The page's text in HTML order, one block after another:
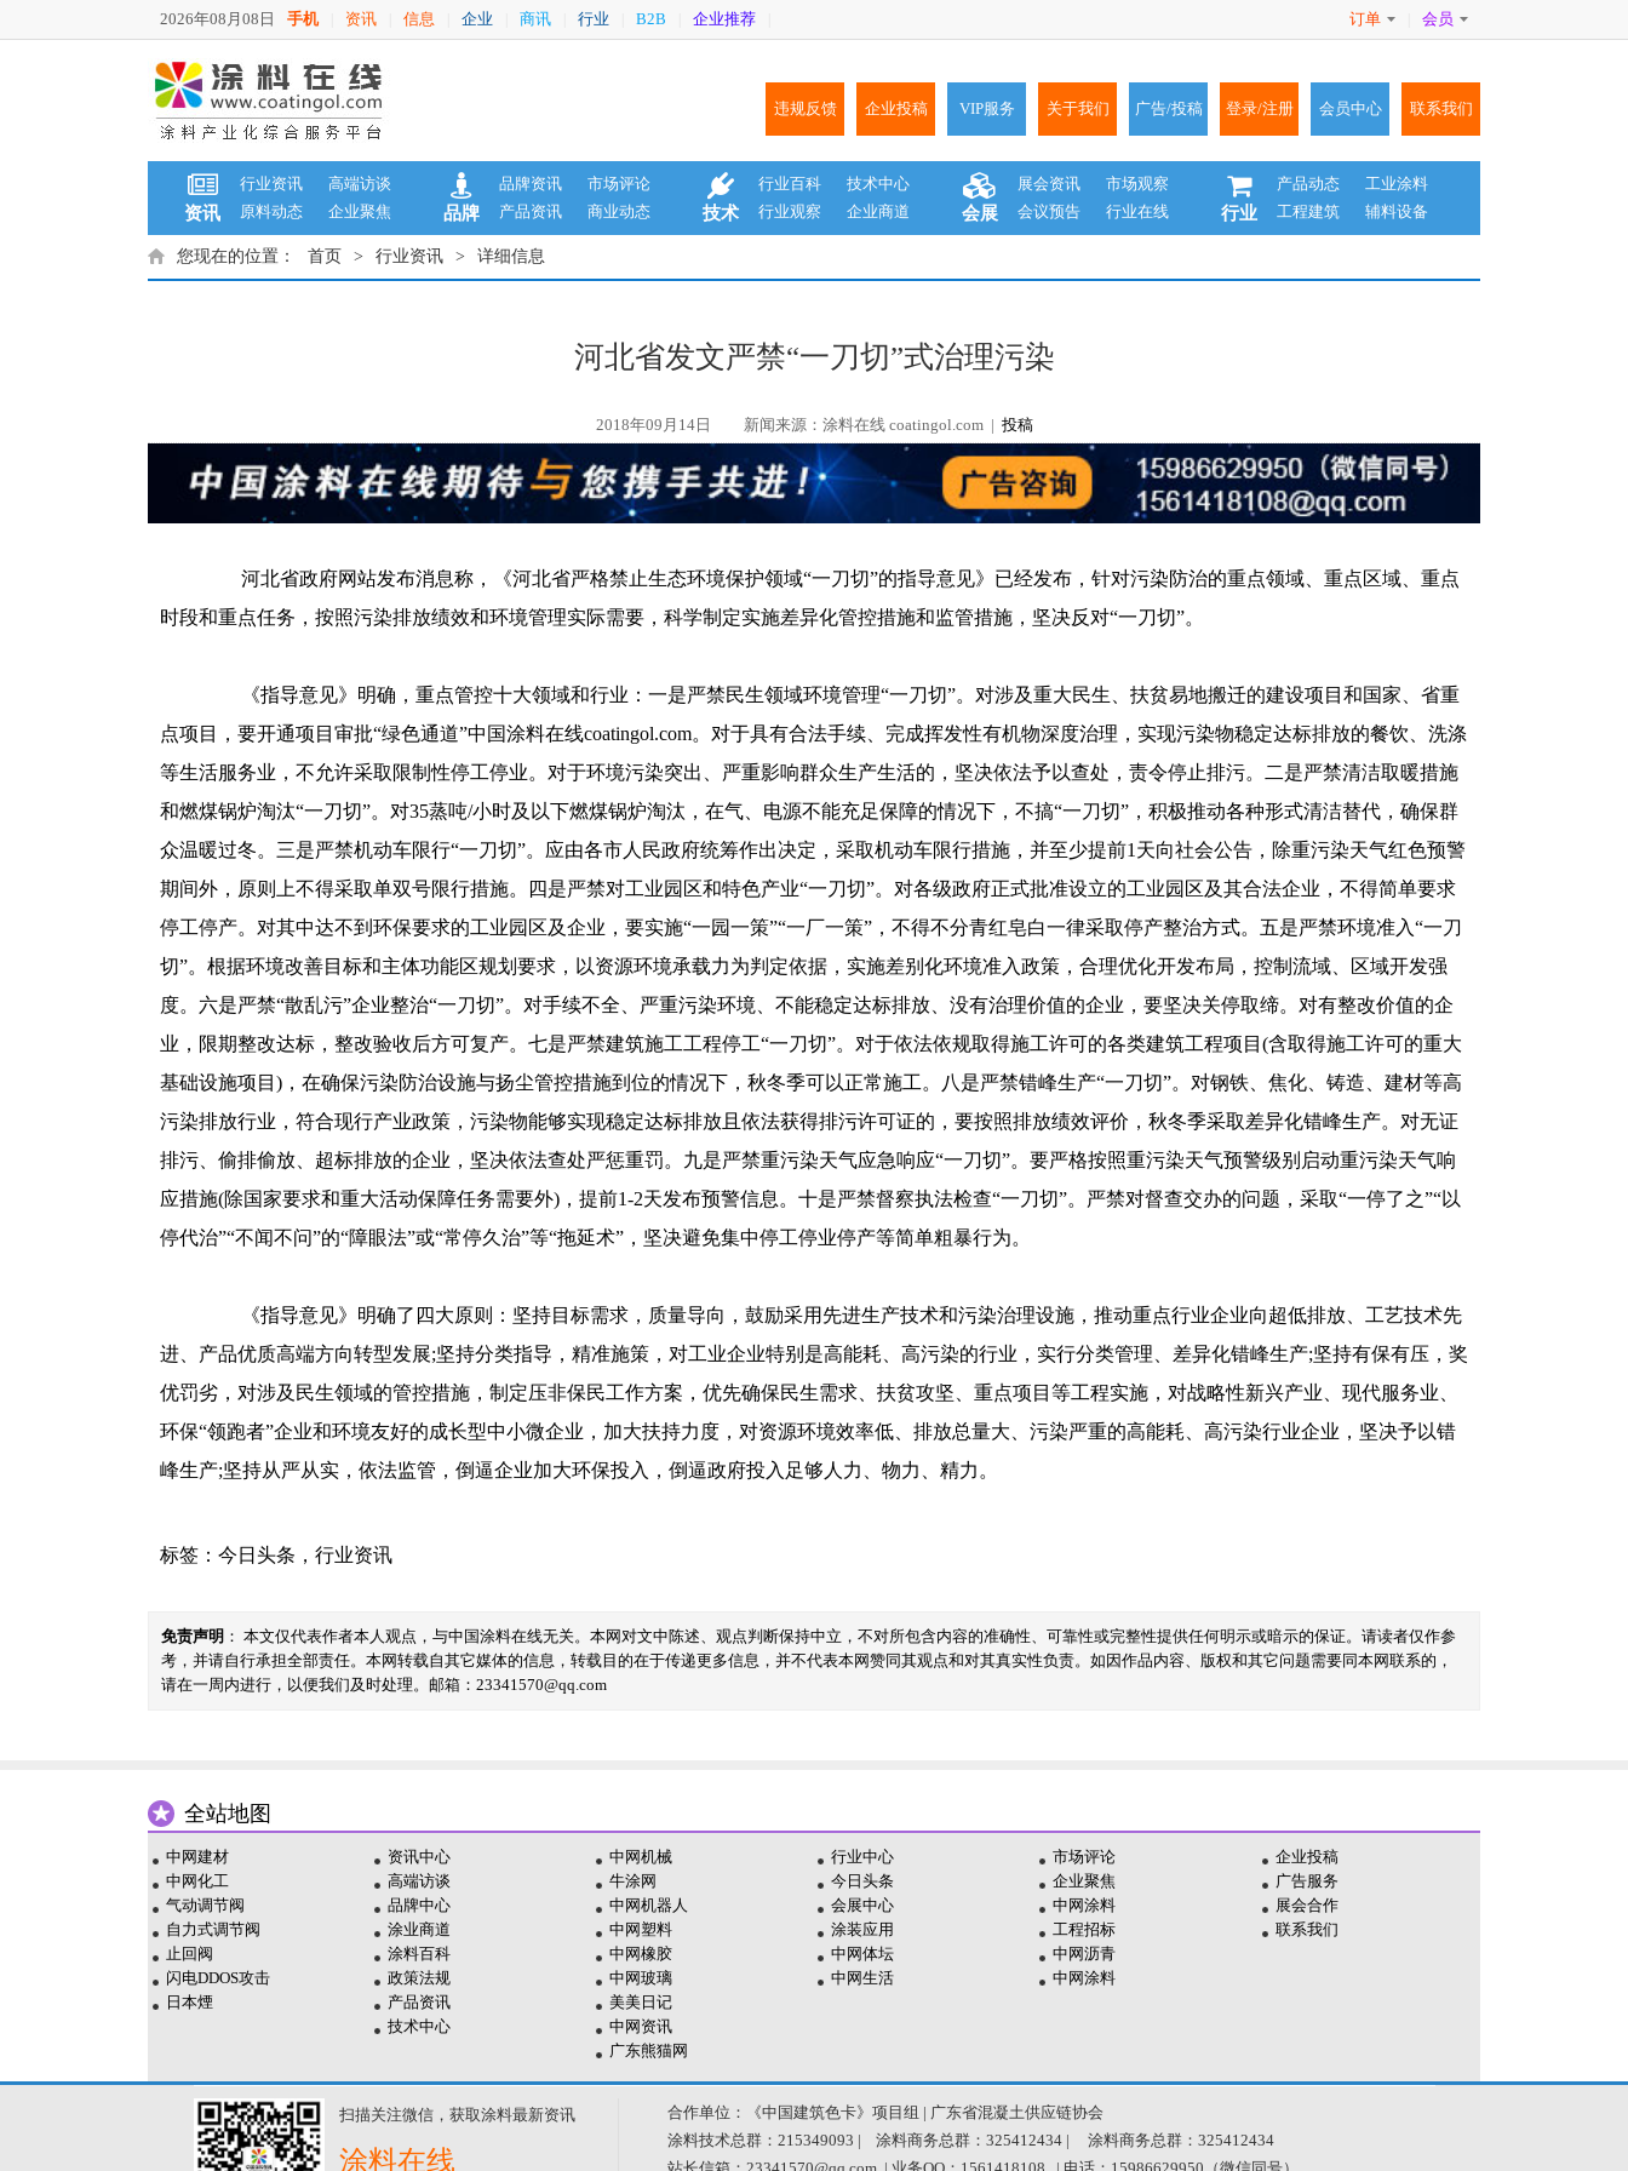
2026年08月08日 手机 资讯 信息 企业 商讯 行业 B2B 企业推荐 订单 会员
违规反馈 企业投稿 VIP服务 关于我们 广告/投稿 登录/注册 会员中心 联系我们
资讯
行业资讯
高端访谈
原料动态
企业聚焦 品牌
品牌资讯
市场评论
产品资讯
商业动态 技术
行业百科
技术中心
行业观察
企业商道 会展
展会资讯
市场观察
会议预告
行业在线 行业
产品动态
工业涂料
工程建筑
辅料设备
您现在的位置： 首页 > 行业资讯 > 详细信息
河北省发文严禁“一刀切”式治理污染
2018年09月14日 新闻来源：涂料在线 coatingol.com | 投稿
河北省政府网站发布消息称，《河北省严格禁止生态环境保护领域“一刀切”的指导意见》已经发布，针对污染防治的重点领域、重点区域、重点
时段和重点任务，按照污染排放绩效和环境管理实际需要，科学制定实施差异化管控措施和监管措施，坚决反对“一刀切”。
《指导意见》明确，重点管控十大领域和行业：一是严禁民生领域环境管理“一刀切”。对涉及重大民生、扶贫易地搬迁的建设项目和国家、省重
点项目，要开通项目审批“绿色通道”中国涂料在线coatingol.com。对于具有合法手续、完成挥发性有机物深度治理，实现污染物稳定达标排放的餐饮、洗涤
等生活服务业，不允许采取限制性停工停业。对于环境污染突出、严重影响群众生产生活的，坚决依法予以查处，责令停止排污。二是严禁清洁取暖措施
和燃煤锅炉淘汰“一刀切”。对35蒸吨/小时及以下燃煤锅炉淘汰，在气、电源不能充足保障的情况下，不搞“一刀切”，积极推动各种形式清洁替代，确保群
众温暖过冬。三是严禁机动车限行“一刀切”。应由各市人民政府统筹作出决定，采取机动车限行措施，并至少提前1天向社会公告，除重污染天气红色预警
期间外，原则上不得采取单双号限行措施。四是严禁对工业园区和特色产业“一刀切”。对各级政府正式批准设立的工业园区及其合法企业，不得简单要求
停工停产。对其中达不到环保要求的工业园区及企业，要实施“一园一策”“一厂一策”，不得不分青红皂白一律采取停产整治方式。五是严禁环境准入“一刀
切”。根据环境改善目标和主体功能区规划要求，以资源环境承载力为判定依据，实施差别化环境准入政策，合理优化开发布局，控制流域、区域开发强
度。六是严禁“散乱污”企业整治“一刀切”。对手续不全、严重污染环境、不能稳定达标排放、没有治理价值的企业，要坚决关停取缔。对有整改价值的企
业，限期整改达标，整改验收后方可复产。七是严禁建筑施工工程停工“一刀切”。对于依法依规取得施工许可的各类建筑工程项目(含取得施工许可的重大
基础设施项目)，在确保污染防治设施与扬尘管控措施到位的情况下，秋冬季可以正常施工。八是严禁错峰生产“一刀切”。对钢铁、焦化、铸造、建材等高
污染排放行业，符合现行产业政策，污染物能够实现稳定达标排放且依法获得排污许可证的，要按照排放绩效评价，秋冬季采取差异化错峰生产。对无证
排污、偷排偷放、超标排放的企业，坚决依法查处严惩重罚。九是严禁重污染天气应急响应“一刀切”。要严格按照重污染天气预警级别启动重污染天气响
应措施(除国家要求和重大活动保障任务需要外)，提前1-2天发布预警信息。十是严禁督察执法检查“一刀切”。严禁对督查交办的问题，采取“一停了之”“以
停代治”“不闻不问”的“障眼法”或“常停久治”等“拖延术”，坚决避免集中停工停业停产等简单粗暴行为。
《指导意见》明确了四大原则：坚持目标需求，质量导向，鼓励采用先进生产技术和污染治理设施，推动重点行业企业向超低排放、工艺技术先
进、产品优质高端方向转型发展;坚持分类指导，精准施策，对工业企业特别是高能耗、高污染的行业，实行分类管理、差异化错峰生产;坚持有保有压，奖
优罚劣，对涉及民生领域的管控措施，制定压非保民工作方案，优先确保民生需求、扶贫攻坚、重点项目等工程实施，对战略性新兴产业、现代服务业、
环保“领跑者”企业和环境友好的成长型中小微企业，加大扶持力度，对资源环境效率低、排放总量大、污染严重的高能耗、高污染行业企业，坚决予以错
峰生产;坚持从严从实，依法监管，倒逼企业加大环保投入，倒逼政府投入足够人力、物力、精力。
标签： 今日头条 ， 行业资讯
免责声明 ： 本文仅代表作者本人观点，与中国涂料在线无关。本网对文中陈述、观点判断保持中立，不对所包含内容的准确性、可靠性或完整性提供任何明示或暗示的保证。请读者仅作参
考，并请自行承担全部责任。本网转载自其它媒体的信息，转载目的在于传递更多信息，并不代表本网赞同其观点和对其真实性负责。如因作品内容、版权和其它问题需要同本网联系的，
请在一周内进行，以便我们及时处理。邮箱：23341570@qq.com
全站地图
中网建材
中网化工
气动调节阀
自力式调节阀
止回阀
闪电DDOS攻击
日本煙
资讯中心
高端访谈
品牌中心
涂业商道
涂料百科
政策法规
产品资讯
技术中心
中网机械
牛涂网
中网机器人
中网塑料
中网橡胶
中网玻璃
美美日记
中网资讯
广东熊猫网
行业中心
今日头条
会展中心
涂装应用
中网体坛
中网生活
市场评论
企业聚焦
中网涂料
工程招标
中网沥青
中网涂料
企业投稿
广告服务
展会合作
联系我们
扫描关注微信，获取涂料最新资讯
涂料在线
合作单位：《中国建筑色卡》项目组 | 广东省混凝土供应链协会
涂料技术总群：215349093 | 涂料商务总群：325412434 | 涂料商务总群：325412434